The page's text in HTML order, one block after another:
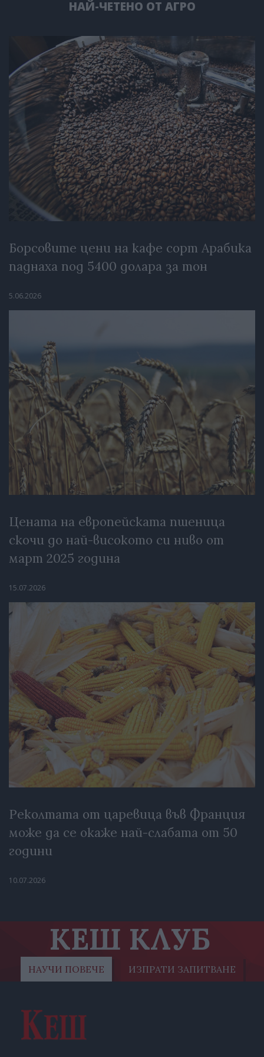
НАЙ-ЧЕТЕНО ОТ АГРО
Борсовите цени на кафе сорт Арабика
паднаха под 5400 долара за тон
5.06.2026
Цената на европейската пшеница
скочи до най-високото си ниво от
март 2025 година
15.07.2026
Реколтата от царевица във Франция
може да се окаже най-слабата от 50
години
10.07.2026
КЕШ КЛУБ
НАУЧИ ПОВЕЧЕ ИЗПРАТИ ЗАПИТВАНЕ